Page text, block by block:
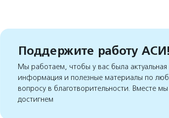
Поддержите работу АСИ!
Мы работаем, чтобы у вас была актуальная
информация и полезные материалы по
вопросу в благотворительности. Вместе мы
достигнем